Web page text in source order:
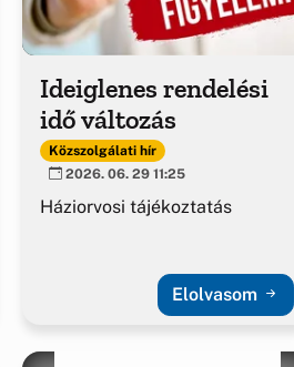
Ideiglenes rendelési
idő változás
Közszolgálati hír
2026. 06. 29 11:25
Háziorvosi tájékoztatás
Elolvasom